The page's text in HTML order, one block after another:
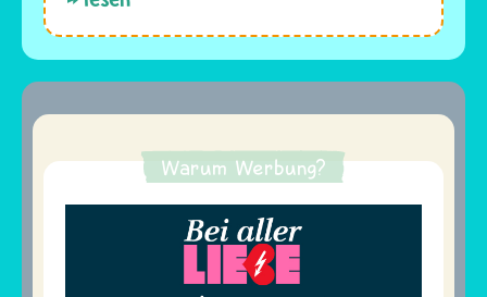
Warum Werbung?